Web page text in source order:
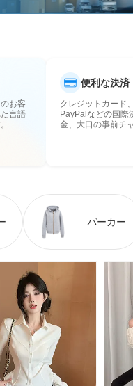
お客
言語
便利な決済
クレジットカード
PayPalなどの国際
金、大口の事前チ
パーカー